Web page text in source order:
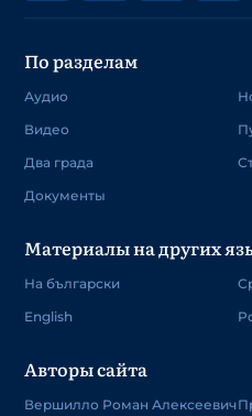
По разделам
Аудио
Видео
Два града
Документы
Материалы на других
На български
English
Авторы сайта
Вершилло Роман Алексеевич